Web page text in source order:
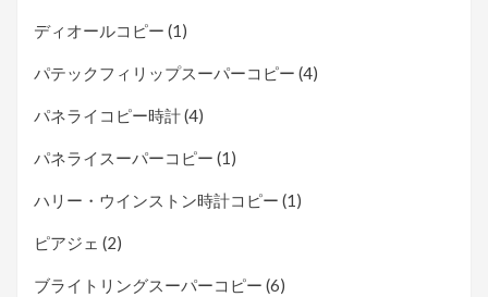
ディオールコピー (1)
パテックフィリップスーパーコピー (4)
パネライコピー時計(4)
パネライスーパーコピー (1)
ハリー・ウインストン時計コピー (1)
ピアジェ (2)
ブライトリングスーパーコピー (6)